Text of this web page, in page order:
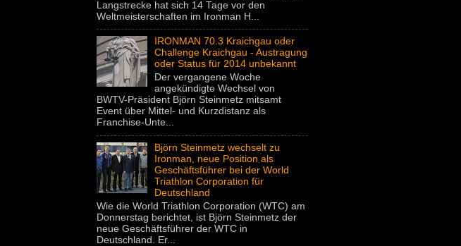
Langstrecke hat sich 14 Tage vor den
Weltmeisterschaften im Ironman H...
IRONMAN 70.3 Kraichgau oder
Challenge Kraichgau - Austragung
oder Status für 2014 unbekannt
Der vergangene Woche
angekündigte Wechsel von
BWTV-Präsident Björn Steinmetz mitsamt
Event über Mittel- und Kurzdistanz als
Franchise-Unte...
Björn Steinmetz wechselt zu
Ironman, neue Position als
Geschäftsführer bei der World
Triathlon Corporation für
Deutschland
Wie die World Triathlon Corporation (WTC) am
Donnerstag berichtet, ist Björn Steinmetz der
neue Geschäftsführer der WTC in
Deutschland. Er...